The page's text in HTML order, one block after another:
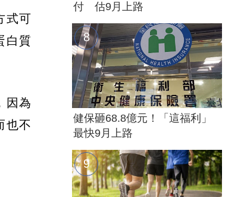
式可
白質
因為
也不
付 估9月上路
健保砸68.8億元！「這福利」
最快9月上路